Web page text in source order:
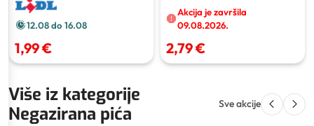
12.08 do 16.08
1,99 €
Akcija je završila
09.08.2026.
2,79 €
Više iz kategorije
Negazirana pića
Sve akcije